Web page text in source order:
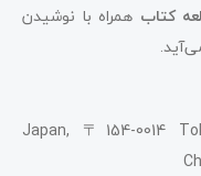
کتاب همراه با نوشیدن
Japan, 〒154-0014